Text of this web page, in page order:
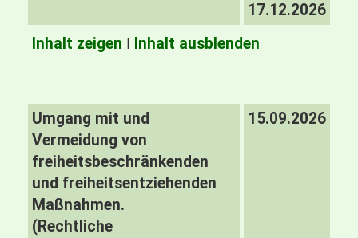
17.12.2026
Inhalt zeigen I Inhalt ausblenden
Umgang mit und
Vermeidung von
freiheitsbeschränkenden
und freiheitsentziehenden
Maßnahmen.
(Rechtliche
15.09.2026